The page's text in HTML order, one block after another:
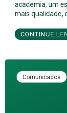
academia, um
mais qualidade,
CONTINUE
Comunicados